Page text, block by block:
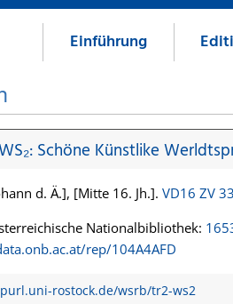
Einführung
Schöne Künstlike
d. Ä.], [Mitte 16. Jh.]. VD16 ZV
Nationalbibliothek:
rep/104A4AFD
rostock.de/wsrb/tr2-ws2